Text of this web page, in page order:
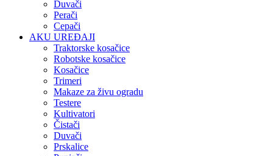
Duvači
Perači
Cepači
AKU UREĐAJI
Traktorske kosačice
Robotske kosačice
Kosačice
Trimeri
Makaze za živu ogradu
Testere
Kultivatori
Čistači
Duvači
Prskalice